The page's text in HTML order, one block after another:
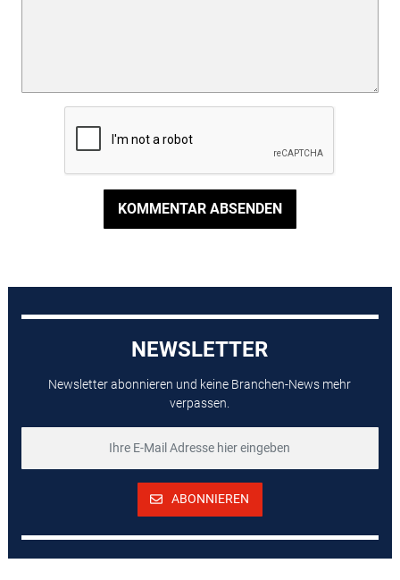
KOMMENTAR ABSENDEN
NEWSLETTER
Newsletter abonnieren und keine Branchen-News mehr
verpassen.
ABONNIEREN